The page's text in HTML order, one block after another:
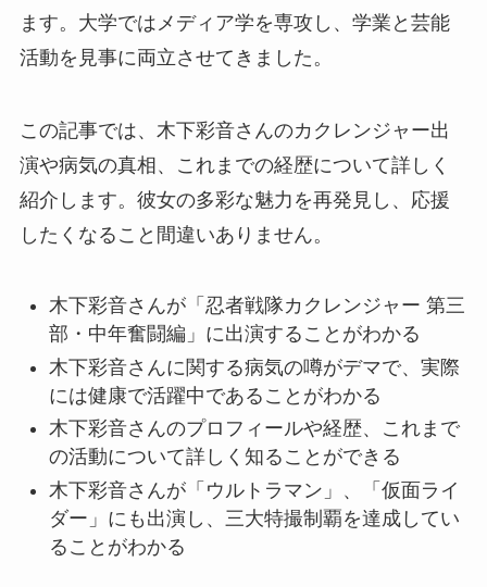
ます。大学ではメディア学を専攻し、学業と芸能
活動を見事に両立させてきました。
この記事では、木下彩音さんのカクレンジャー出
演や病気の真相、これまでの経歴について詳しく
紹介します。彼女の多彩な魅力を再発見し、応援
したくなること間違いありません。
木下彩音さんが「忍者戦隊カクレンジャー 第三
部・中年奮闘編」に出演することがわかる
木下彩音さんに関する病気の噂がデマで、実際
には健康で活躍中であることがわかる
木下彩音さんのプロフィールや経歴、これまで
の活動について詳しく知ることができる
木下彩音さんが「ウルトラマン」、「仮面ライ
ダー」にも出演し、三大特撮制覇を達成してい
ることがわかる